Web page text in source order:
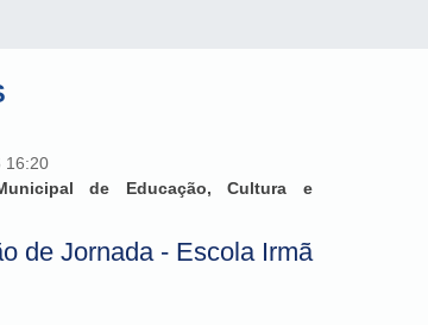
16:20
de Educação, Cultura e
de Jornada - Escola Irmã